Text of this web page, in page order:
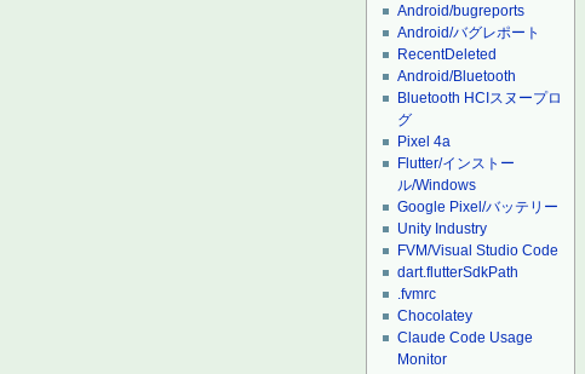
Android/bugreports
Android/バグレポート
RecentDeleted
Android/Bluetooth
Bluetooth HCIスヌープロ
グ
Pixel 4a
Flutter/インストー
ル/Windows
Google Pixel/バッテリー
Unity Industry
FVM/Visual Studio Code
dart.flutterSdkPath
.fvmrc
Chocolatey
Claude Code Usage
Monitor